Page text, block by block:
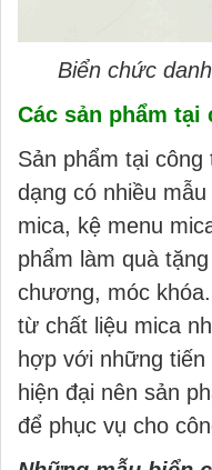
Biển chức
Các sản phẩm tại
Sản phẩm tại
dạng có nhiều
mica, kệ menu
phẩm làm quà
chương, móc
từ chất liệu mica
hợp với những
hiện đại nên sản
để phục vụ cho